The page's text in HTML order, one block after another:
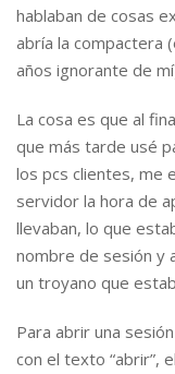
hablaban de cosas
abría la compactera
años ignorante de
La cosa es que al
que más tarde usé
los pcs clientes, me
servidor la hora de
llevaban, lo que
nombre de sesión y
un troyano que
Para abrir una
con el texto “abrir”,